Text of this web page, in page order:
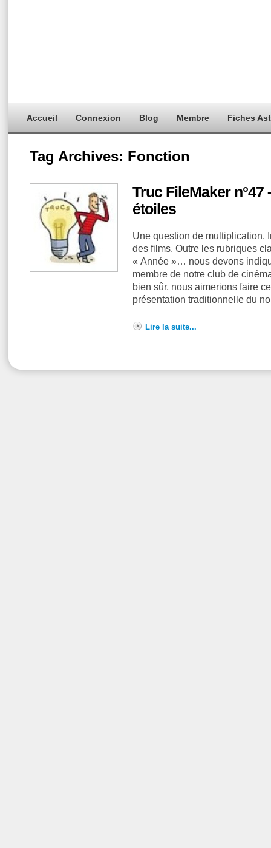
Accueil Connexion Blog Membre Fiches
Tag Archives: Fonction
Truc FileMaker
étoiles
Une question de multiplication.
des films. Outre les rubriques
« Année »… nous devons
membre de notre club de
bien sûr, nous aimerions faire
présentation traditionnelle du
Lire la suite...